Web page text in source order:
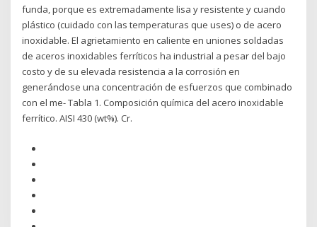
funda, porque es extremadamente lisa y resistente y cuando
plástico (cuidado con las temperaturas que uses) o de acero
inoxidable. El agrietamiento en caliente en uniones soldadas
de aceros inoxidables ferríticos ha industrial a pesar del bajo
costo y de su elevada resistencia a la corrosión en
generándose una concentración de esfuerzos que combinado
con el me- Tabla 1. Composición química del acero inoxidable
ferrítico. AISI 430 (wt%). Cr.